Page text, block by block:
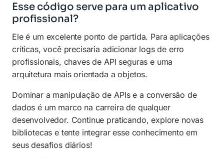
Esse código serve para um aplicativo
profissional?
Ele é um excelente ponto de partida. Para aplicações
críticas, você precisaria adicionar logs de erro
profissionais, chaves de API seguras e uma
arquitetura mais orientada a objetos.
Dominar a manipulação de APIs e a conversão de
dados é um marco na carreira de qualquer
desenvolvedor. Continue praticando, explore novas
bibliotecas e tente integrar esse conhecimento em
seus desafios diários!